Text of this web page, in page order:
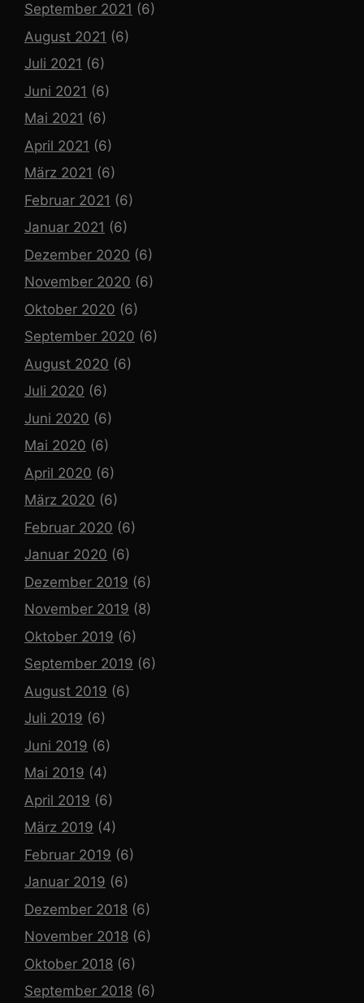
September 2021 (6)
August 2021 (6)
Juli 2021 (6)
Juni 2021 (6)
Mai 2021 (6)
April 2021 (6)
März 2021 (6)
Februar 2021 (6)
Januar 2021 (6)
Dezember 2020 (6)
November 2020 (6)
Oktober 2020 (6)
September 2020 (6)
August 2020 (6)
Juli 2020 (6)
Juni 2020 (6)
Mai 2020 (6)
April 2020 (6)
März 2020 (6)
Februar 2020 (6)
Januar 2020 (6)
Dezember 2019 (6)
November 2019 (8)
Oktober 2019 (6)
September 2019 (6)
August 2019 (6)
Juli 2019 (6)
Juni 2019 (6)
Mai 2019 (4)
April 2019 (6)
März 2019 (4)
Februar 2019 (6)
Januar 2019 (6)
Dezember 2018 (6)
November 2018 (6)
Oktober 2018 (6)
September 2018 (6)